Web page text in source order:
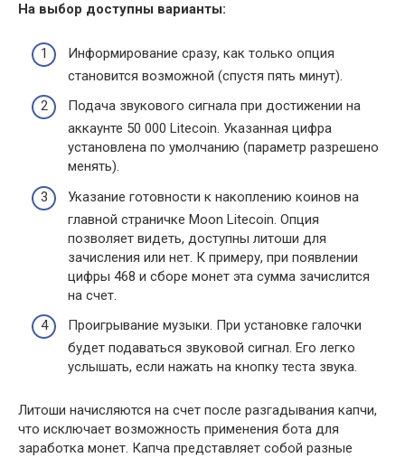
На выбор доступны варианты:
Информирование сразу, как только опция
становится возможной (спустя пять минут).
Подача звукового сигнала при достижении на
аккаунте 50 000 Litecoin. Указанная цифра
установлена по умолчанию (параметр разрешено
менять).
Указание готовности к накоплению коинов на
главной страничке Moon Litecoin. Опция
позволяет видеть, доступны литоши для
зачисления или нет. К примеру, при появлении
цифры 468 и сборе монет эта сумма зачислится
на счет.
Проигрывание музыки. При установке галочки
будет подаваться звуковой сигнал. Его легко
услышать, если нажать на кнопку теста звука.
Литоши начисляются на счет после разгадывания капчи,
что исключает возможность применения бота для
заработка монет. Капча представляет собой разные